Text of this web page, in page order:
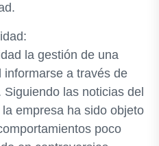
la gestión de una
a través de
las noticias del
empresa ha sido objeto
poco